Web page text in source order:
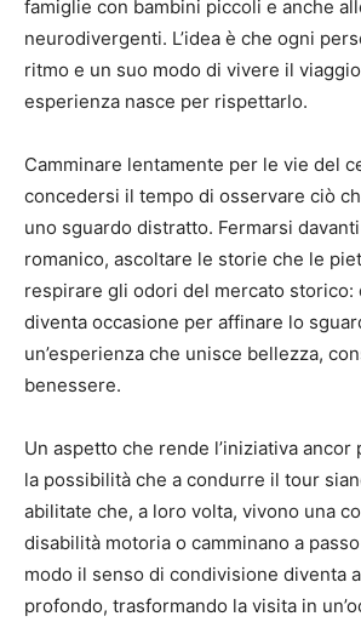
famiglie con bambini piccoli e anche
neurodivergenti. L’idea è che ogni
ritmo e un suo modo di vivere il
esperienza nasce per rispettarlo.
Camminare lentamente per le vie del
concedersi il tempo di osservare ciò
uno sguardo distratto. Fermarsi
romanico, ascoltare le storie che le
respirare gli odori del mercato storico:
diventa occasione per affinare lo
un’esperienza che unisce bellezza,
benessere.
Un aspetto che rende l’iniziativa ancor
la possibilità che a condurre il tour
abilitate che, a loro volta, vivono una
disabilità motoria o camminano a
modo il senso di condivisione diventa
profondo, trasformando la visita in